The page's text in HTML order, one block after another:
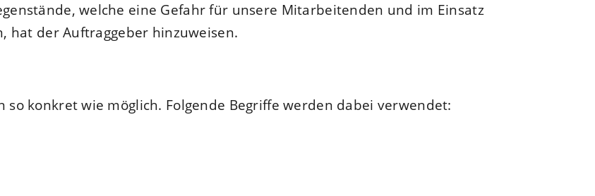
welche eine Gefahr für unsere Mitarbeitenden und im Einsatz
hat der Auftraggeber hinzuweisen.
konkret wie möglich. Folgende Begriffe werden dabei verwendet: